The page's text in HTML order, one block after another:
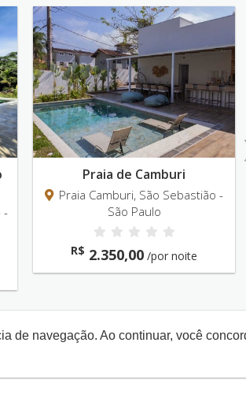
-
Praia de Camburi
Praia Camburi, São Sebastião -
São Paulo
R$ 2.350,00 /por noite
de navegação. Ao continuar, você